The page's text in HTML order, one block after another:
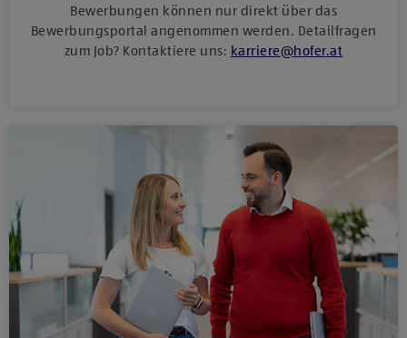
Bewerbungen können nur direkt über das
Bewerbungsportal angenommen werden. Detailfragen
zum Job? Kontaktiere uns: karriere@hofer.at